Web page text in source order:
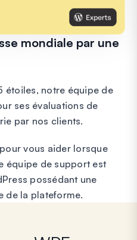
mondiale par une
étoiles, notre équipe de
ses évaluations de
par nos clients.
vous aider lorsque
équipe de support est
possédant une
de la plateforme.